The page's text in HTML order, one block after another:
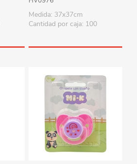
Medida: 37x37cm
Cantidad por caja: 100